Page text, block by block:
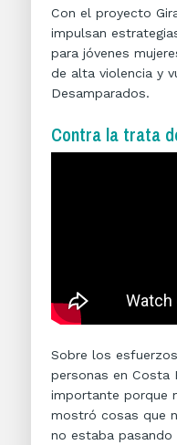
Con el proyecto
impulsan
para jóvenes
de alta violencia y
Desamparados.
Contra la trata
Sobre los
personas en Costa
importante porque
mostró cosas que
no estaba pasando